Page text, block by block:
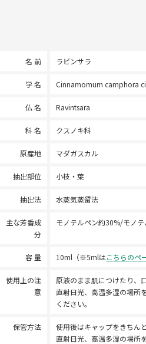
名 前 ラビンサラ
学 名 Cinnamomum camphora
仏 名 Ravintsara
科 名 クスノキ科
原産地 マダガスカル
抽出部位 小枝・葉
抽出法 水蒸気蒸留法
主な芳香成
分
モノテルペン約30%/モノ
容 量 10ml（※5mlはこちらのペ
使用上の注
意
原液のまま肌につけたり、
直射日光、高温多湿の場所
ください。
保管方法
使用後はキャップをきちん
直射日光、高温多湿の場所